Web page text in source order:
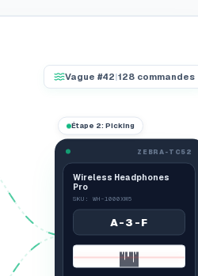
Vague #42|128 commandes
Étape 2: Picking
ZEBRA-TC52
Wireless Headphones
Pro
SKU: WH-1000XM5
A-3-F